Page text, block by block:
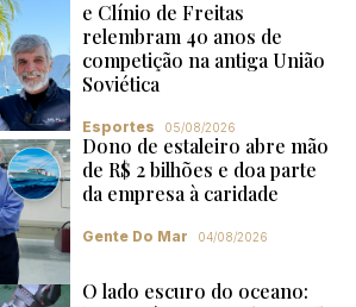
e Clínio de Freitas
relembram 40 anos de
competição na antiga União
Soviética
Esportes 05/08/2026
Dono de estaleiro abre mão
de R$ 2 bilhões e doa parte
da empresa à caridade
Gente Do Mar 04/08/2026
O lado escuro do oceano: